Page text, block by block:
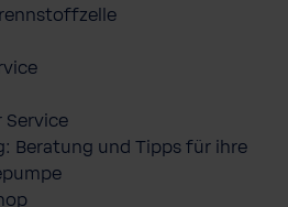
Service
Beratung und Tipps für ihre